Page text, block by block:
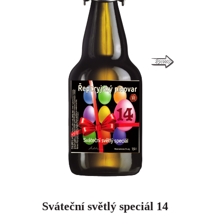
Sváteční světlý speciál 14